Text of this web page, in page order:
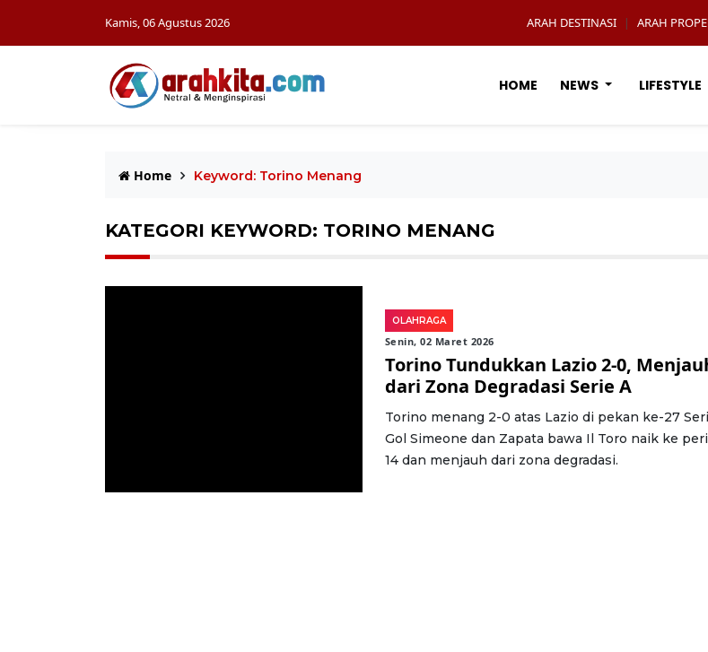
Kamis, 06 Agustus 2026 ARAH DESTINASI | ARAH
HOME NEWS LIFESTYLE
Home Keyword: Torino Menang
KATEGORI KEYWORD: TORINO MENANG
OLAHRAGA
Senin, 02 Maret 2026
Torino Tundukkan Lazio 2-0,
dari Zona Degradasi Serie A
Torino menang 2-0 atas Lazio di pekan ke-27
Gol Simeone dan Zapata bawa Il Toro naik ke
14 dan menjauh dari zona degradasi.